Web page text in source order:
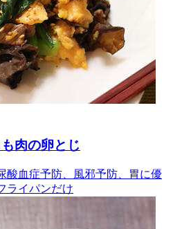
肉の卵とじ
酸血症予防、風邪予防、胃に優
ライパンだけ